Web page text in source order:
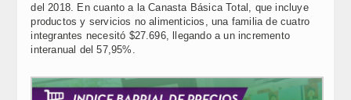
del 2018. En cuanto a la Canasta Básica Total, que incluye
productos y servicios no alimenticios, una familia de cuatro
integrantes necesitó $27.696, llegando a un incremento
interanual del 57,95%.